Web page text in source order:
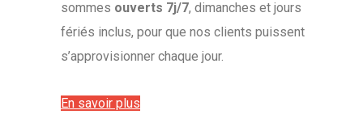
sommes ouverts 7j/7, dimanches et jours
fériés inclus, pour que nos clients puissent
s’approvisionner chaque jour.
En savoir plus